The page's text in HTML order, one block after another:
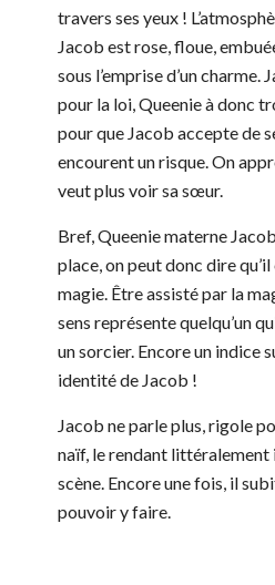
travers ses yeux !
Jacob est rose, floue,
sous l’emprise d’un
pour la loi, Queenie à donc
pour que Jacob accepte de
encourent un risque. On
veut plus voir sa sœur.
Bref, Queenie materne
place, on peut donc dire
magie. Être assisté par la
sens représente quelqu’un
un sorcier. Encore un indice
identité de Jacob !
Jacob ne parle plus, rigole
naïf, le rendant
scène. Encore une fois, il
pouvoir y faire.